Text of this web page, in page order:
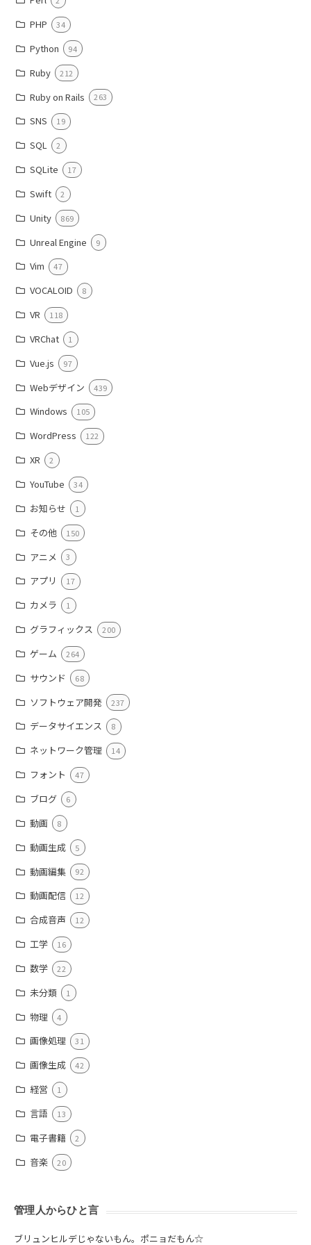
PHP 34
Python 94
Ruby 212
Ruby on Rails 263
SNS 19
SQL 2
SQLite 17
Swift 2
Unity 869
Unreal Engine 9
Vim 47
VOCALOID 8
VR 118
VRChat 1
Vue.js 97
Webデザイン 439
Windows 105
WordPress 122
XR 2
YouTube 34
お知らせ 1
その他 150
アニメ 3
アプリ 17
カメラ 1
グラフィックス 200
ゲーム 264
サウンド 68
ソフトウェア開発 237
データサイエンス 8
ネットワーク管理 14
フォント 47
ブログ 6
動画 8
動画生成 5
動画編集 92
動画配信 12
合成音声 12
工学 16
数学 22
未分類 1
物理 4
画像処理 31
画像生成 42
経営 1
言語 13
電子書籍 2
音楽 20
管理人からひと言
ブリュンヒルデじゃないもん。ポニョだもん☆